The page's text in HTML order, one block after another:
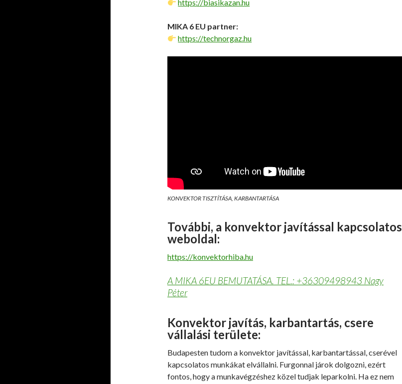
https://biasikazan.hu
MIKA 6 EU partner:
https://technorgaz.hu
KONVEKTOR TISZTÍTÁSA, KARBANTARTÁSA
További, a konvektor javítással kapcsolatos
weboldal:
https://konvektorhiba.hu
A MIKA 6EU BEMUTATÁSA. TEL.: +36309498943 Nagy
Péter
Konvektor javítás, karbantartás, csere
vállalási területe:
Budapesten tudom a konvektor javítással, karbantartással, cserével
kapcsolatos munkákat elvállalni. Furgonnal járok dolgozni, ezért
fontos, hogy a munkavégzéshez közel tudjak leparkolni. Ha ez nem